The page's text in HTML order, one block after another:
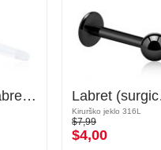
Flexible Labret Pin (acrylic, various colours)
Kirurško jeklo 316L
$7,99
$4,00